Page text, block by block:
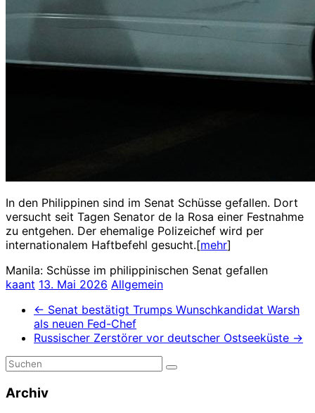
In den Philippinen sind im Senat Schüsse gefallen. Dort
versucht seit Tagen Senator de la Rosa einer Festnahme
zu entgehen. Der ehemalige Polizeichef wird per
internationalem Haftbefehl gesucht.[mehr]
Manila: Schüsse im philippinischen Senat gefallen
kaant 13. Mai 2026 Allgemein
← Senat bestätigt Trumps Wunschkandidat Warsh
als neuen Fed-Chef
Russischer Zerstörer vor deutscher Ostseeküste →
Archiv